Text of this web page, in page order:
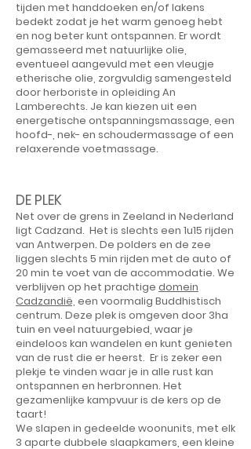
tijden met handdoeken en/of lakens
bedekt zodat je het warm genoeg hebt
en nog beter kunt ontspannen. Er wordt
gemasseerd met natuurlijke olie,
eventueel aangevuld met een vleugje
etherische olie, zorgvuldig samengesteld
door herboriste in opleiding An
Lamberechts. Je kan kiezen uit een
energetische ontspanningsmassage, een
hoofd-, nek- en schoudermassage of een
relaxerende voetmassage.
DE PLEK
Net over de grens in Zeeland in Nederland
ligt Cadzand. Het is slechts een 1u15 rijden
van Antwerpen. De polders en de zee
liggen slechts 5 min rijden met de auto of
20 min te voet van de accommodatie. We
verblijven op het prachtige domein
Cadzandië, een voormalig Buddhistisch
centrum. Deze plek is omgeven door 3ha
tuin en veel natuurgebied, waar je
eindeloos kan wandelen en kunt genieten
van de rust die er heerst. Er is zeker een
plekje te vinden waar je in alle rust kan
ontspannen en herbronnen. Het
gezamenlijke kampvuur is de kers op de
taart!
We slapen in gedeelde woonunits, met elk
3 aparte dubbele slaapkamers, een kleine